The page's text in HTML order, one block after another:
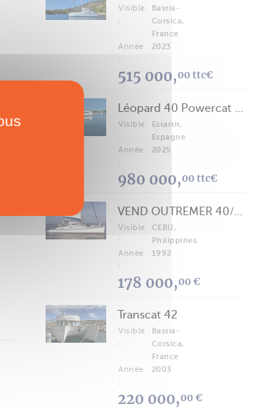
Astus 16.5 Version Sport
Visible
:
Bastia-
Corsica,
France
Année
:
2023
515 000,00 ttc€
Léopard 40 Powercat 2025
Visible
:
Estartit,
Espagne
Année
:
2025
980 000,00 ttc€
VEND OUTREMER 40/43 (FREE LANCE)
Visible
:
CEBU,
Philippines
Année
:
1992
178 000,00 €
Transcat 42
Visible
:
Bastia-
Corsica,
France
Année
:
2003
220 000,00 €